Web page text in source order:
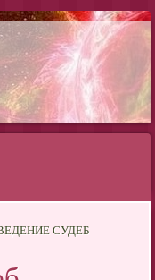
СУДЕБ